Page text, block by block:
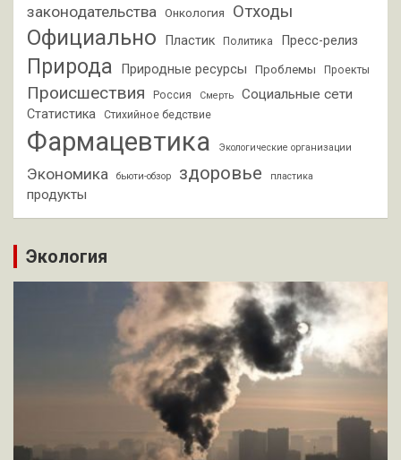
законодательства Онкология Отходы
Официально Пластик Политика Пресс-релиз
Природа Природные ресурсы Проблемы Проекты
Происшествия Россия Смерть Социальные сети
Статистика Стихийное бедствие
Фармацевтика Экологические организации
Экономика бьюти-обзор здоровье пластика
продукты
Экология